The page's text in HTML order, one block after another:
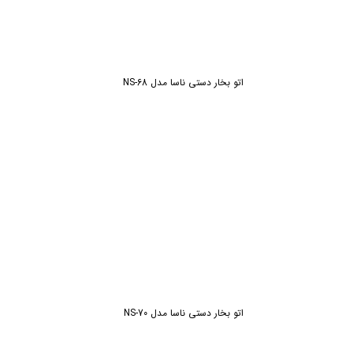
اتو بخار دستی ناسا مدل NS-68
اتو بخار دستی ناسا مدل NS-70